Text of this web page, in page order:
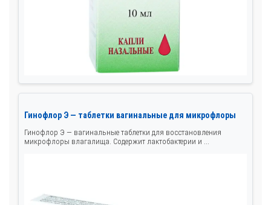
Гинофлор Э — таблетки вагинальные для микрофлоры
Гинофлор Э — вагинальные таблетки для восстановления
микрофлоры влагалища. Содержит лактобактерии и ...